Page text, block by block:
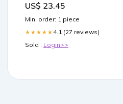
US$ 23.45
Min. order: 1 piece
★★★★★ 4.1 (27 reviews)
Sold : Login>>